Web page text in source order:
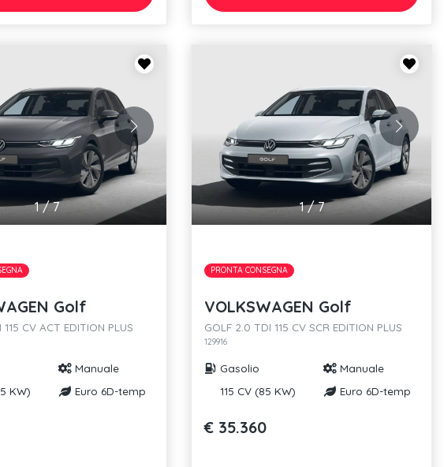
1/7
Golf
115 CV ACT EDITION PLUS
Manuale
KW)
Euro 6D-temp
1/7
PRONTA CONSEGNA
VOLKSWAGEN Golf
GOLF 2.0 TDI 115 CV SCR EDITION PLUS
129916
Gasolio
Manuale
115 CV (85 KW)
Euro 6D-temp
€ 35.360